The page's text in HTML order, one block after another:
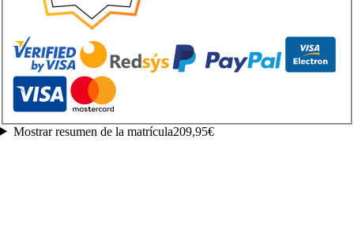
Mostrar resumen de la matrícula209,95€